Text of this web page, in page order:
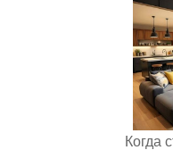
Когда